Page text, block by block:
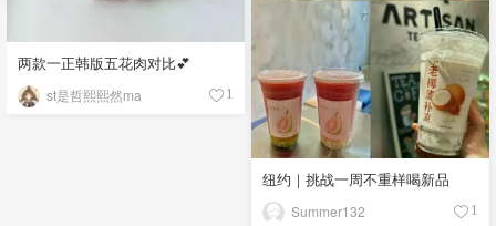
两款一正韩版五花肉对比💕
st是哲熙熙然ma 1
纽约｜挑战一周不重样喝新品
Summer132 1